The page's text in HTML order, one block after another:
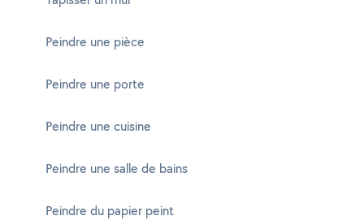
Peindre une pièce
Peindre une porte
Peindre une cuisine
Peindre une salle de bains
Peindre du papier peint